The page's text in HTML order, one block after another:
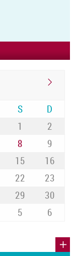
S
D
1
2
8
9
15
16
22
23
29
30
5 6